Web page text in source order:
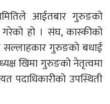
आईतबार गुरुङको
गरेको हो । संघ, कास्कीको
सल्लाहकार गुरुङको बधाई
खिमा गुरुङको नेतृत्वमा
पदाधिकारीको उपस्थिती